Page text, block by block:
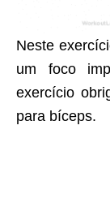
Neste
um foco
exercício
para bíceps.